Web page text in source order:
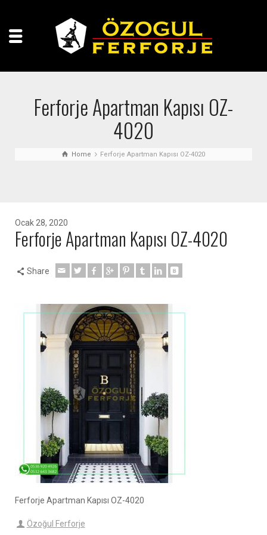
Ferforje Apartman Kapısı OZ-
4020
Home Ferforje Apartman Kapısı OZ-4020
Ocak 28, 2020
Ferforje Apartman Kapısı OZ-4020
Share
Ferforje Apartman Kapısı OZ-4020
Özoğul Ferforje